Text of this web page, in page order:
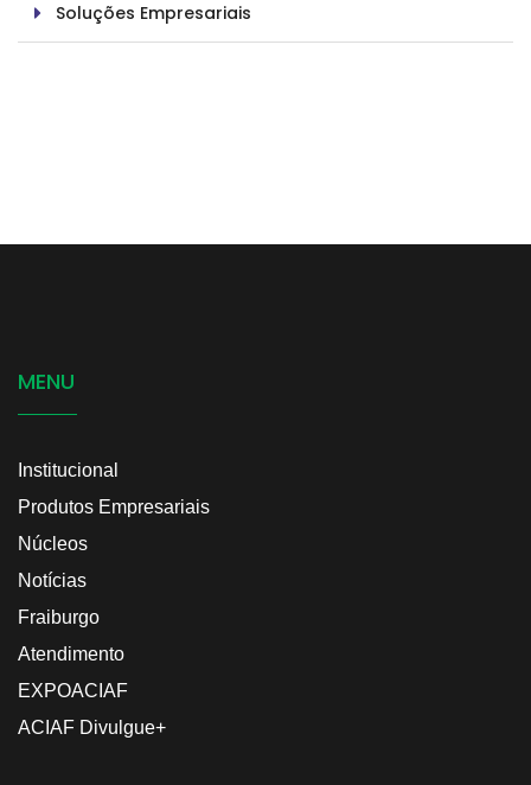
Soluções Empresariais
MENU
Institucional
Produtos Empresariais
Núcleos
Notícias
Fraiburgo
Atendimento
EXPOACIAF
ACIAF Divulgue+